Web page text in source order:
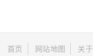
首页 网站地图 关